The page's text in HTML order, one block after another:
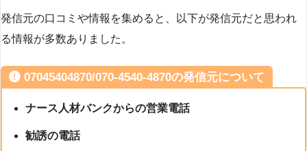
発信元の口コミや情報を集めると、以下が発信元だと思われ
る情報が多数ありました。
07045404870/070-4540-4870の発信元について
ナース人材バンクからの営業電話
勧誘の電話